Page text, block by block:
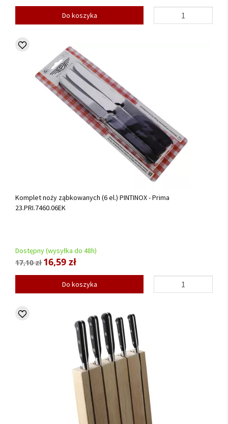
Do koszyka
Komplet noży ząbkowanych (6 el.) PINTINOX - Prima
23.PRI.7460.06EK
Dostępny (wysyłka do 48h)
17,10 zł 16,59 zł
Do koszyka